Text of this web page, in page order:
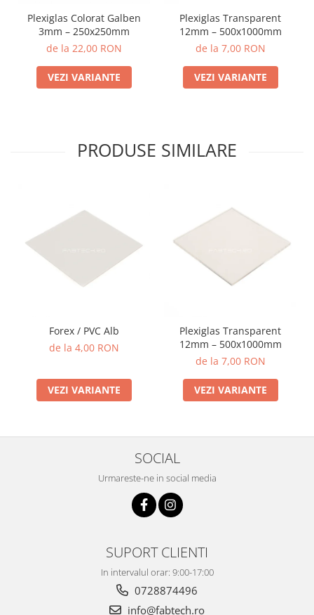
Plexiglas Colorat Galben
3mm – 250x250mm
de la 22,00 RON
VEZI VARIANTE
Plexiglas Transparent
12mm – 500x1000mm
de la 7,00 RON
VEZI VARIANTE
PRODUSE SIMILARE
Forex / PVC Alb
de la 4,00 RON
VEZI VARIANTE
Plexiglas Transparent
12mm – 500x1000mm
de la 7,00 RON
VEZI VARIANTE
SOCIAL
Urmareste-ne in social media
SUPORT CLIENTI
In intervalul orar: 9:00-17:00
0728874496
info@fabtech.ro